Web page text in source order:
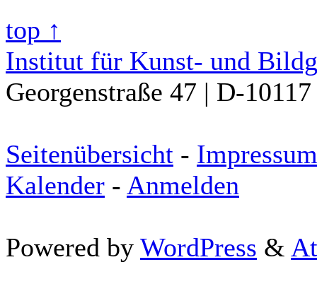
top ↑
Institut für Kunst- und
Georgenstraße 47 | D-
Seitenübersicht - Impressum
Kalender - Anmelden
Powered by WordPress &